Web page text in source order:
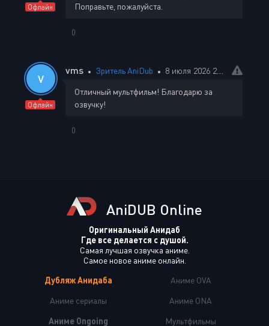
Офлайн
Поправьте, пожалуйста.
0
V
Офлайн
vms Зритель AniDub 8 июля 2026 22:54
Отличный мультфильм! Благодарю за
озвучку!
0
AniDUB Online
Оригинальный Анидаб
Где все делается с душой.
Самая лучшая озвучка аниме.
Самое новое аниме онлайн.
Дубляж Анидаба
Аниме сериалы
Аниме Ongoing
Аниме OVA
Аниме ONA
Мультфильмы